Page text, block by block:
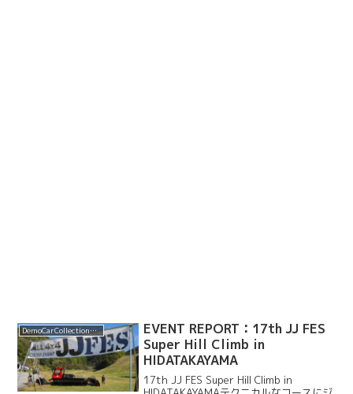
DemoCarCollection2017
EVENT REPORT：17th JJ FES
Super Hill Climb in
HIDATAKAYAMA
17th JJ FES Super Hill Climb in